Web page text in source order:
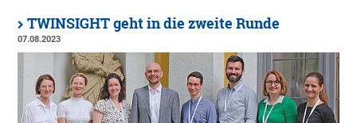
TWINSIGHT geht in die zweite Runde
07.08.2023